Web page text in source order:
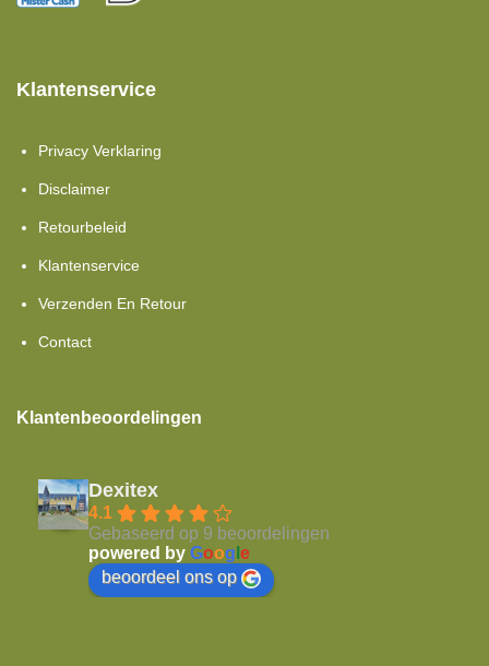
Klantenservice
Privacy Verklaring
Disclaimer
Retourbeleid
Klantenservice
Verzenden En Retour
Contact
Klantenbeoordelingen
Dexitex
4.1
Gebaseerd op 9 beoordelingen
powered by Goog e
beoordeel ons op